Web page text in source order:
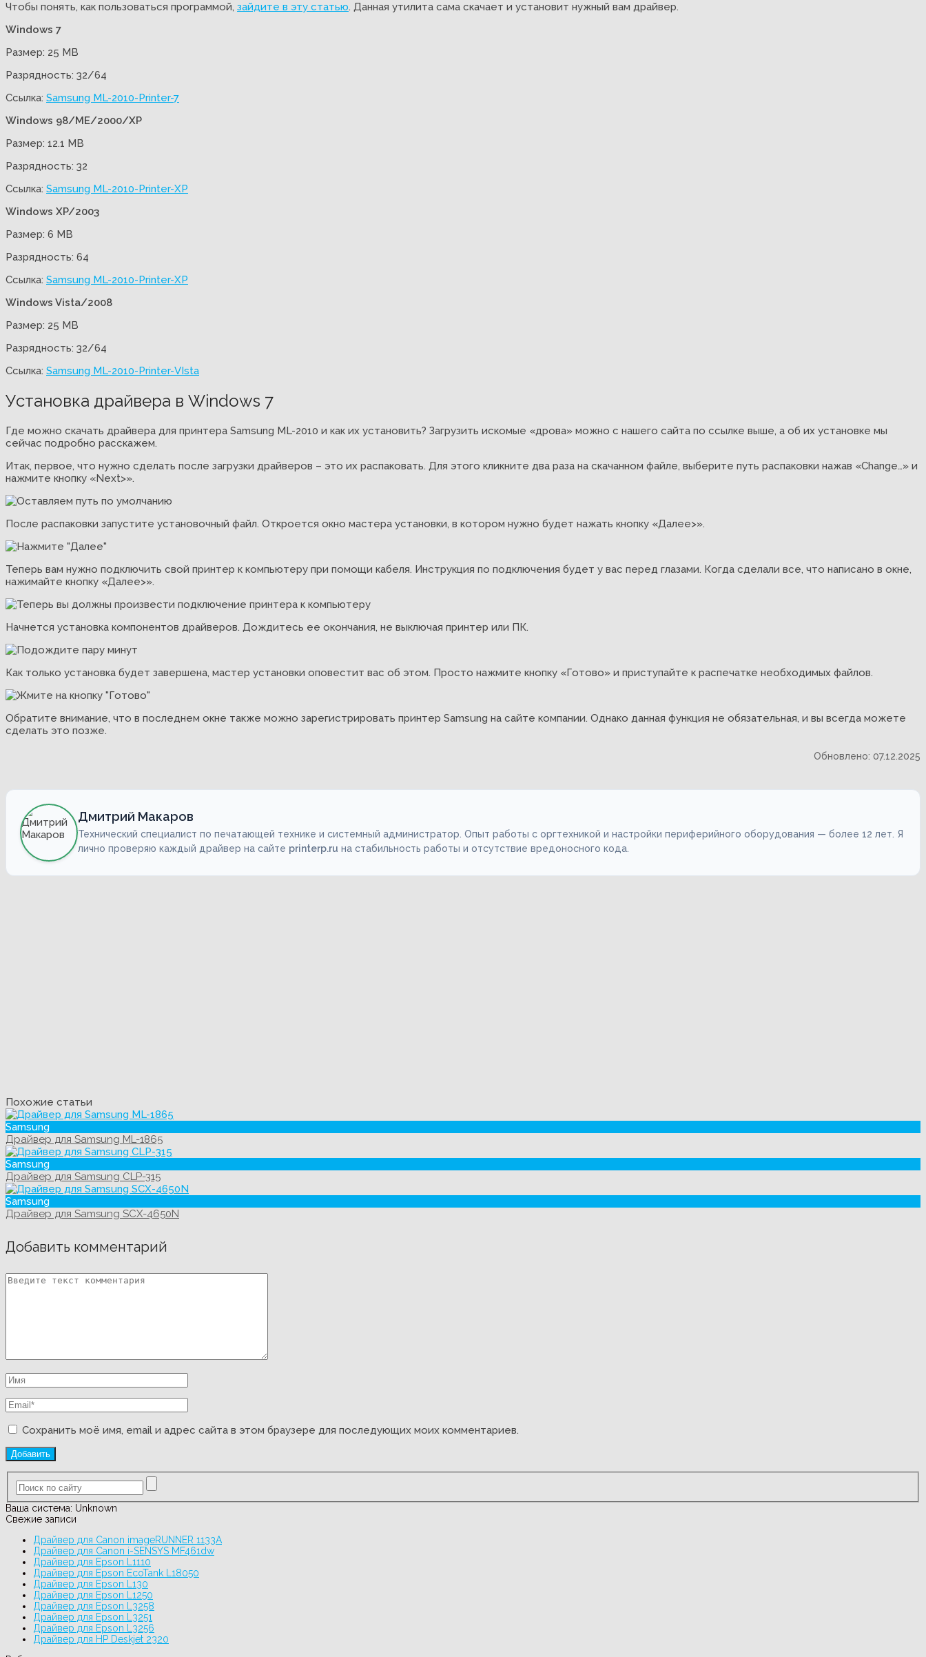
Чтобы понять, как пользоваться программой, зайдите в эту статью. Данная утилита сама скачает и установит нужный вам драйвер.
Windows 7
Размер: 25 MB
Разрядность: 32/64
Ссылка: Samsung ML-2010-Printer-7
Windows 98/ME/2000/XP
Размер: 12.1 MB
Разрядность: 32
Ссылка: Samsung ML-2010-Printer-XP
Windows XP/2003
Размер: 6 MB
Разрядность: 64
Ссылка: Samsung ML-2010-Printer-XP
Windows Vista/2008
Размер: 25 MB
Разрядность: 32/64
Ссылка: Samsung ML-2010-Printer-VIsta
Установка драйвера в Windows 7
Где можно скачать драйвера для принтера Samsung ML-2010 и как их установить? Загрузить искомые «дрова» можно с нашего сайта по ссылке выше, а об их установке мы
сейчас подробно расскажем.
Итак, первое, что нужно сделать после загрузки драйверов – это их распаковать. Для этого кликните два раза на скачанном файле, выберите путь распаковки нажав «Change…» и
нажмите кнопку «Next>».
После распаковки запустите установочный файл. Откроется окно мастера установки, в котором нужно будет нажать кнопку «Далее>».
Теперь вам нужно подключить свой принтер к компьютеру при помощи кабеля. Инструкция по подключения будет у вас перед глазами. Когда сделали все, что написано в окне,
нажимайте кнопку «Далее>».
Начнется установка компонентов драйверов. Дождитесь ее окончания, не выключая принтер или ПК.
Как только установка будет завершена, мастер установки оповестит вас об этом. Просто нажмите кнопку «Готово» и приступайте к распечатке необходимых файлов.
Обратите внимание, что в последнем окне также можно зарегистрировать принтер Samsung на сайте компании. Однако данная функция не обязательная, и вы всегда можете
сделать это позже.
Обновлено: 07.12.2025
Дмитрий Макаров
Технический специалист по печатающей технике и системный администратор. Опыт работы с оргтехникой и настройки периферийного оборудования — более 12 лет. Я
лично проверяю каждый драйвер на сайте printerp.ru на стабильность работы и отсутствие вредоносного кода.
Похожие статьи
Samsung
Драйвер для Samsung ML-1865
Samsung
Драйвер для Samsung CLP-315
Samsung
Драйвер для Samsung SCX-4650N
Добавить комментарий
Сохранить моё имя, email и адрес сайта в этом браузере для последующих моих комментариев.
Ваша система: Unknown
Свежие записи
Драйвер для Canon imageRUNNER 1133A
Драйвер для Canon i-SENSYS MF461dw
Драйвер для Epson L1110
Драйвер для Epson EcoTank L18050
Драйвер для Epson L130
Драйвер для Epson L1250
Драйвер для Epson L3258
Драйвер для Epson L3251
Драйвер для Epson L3256
Драйвер для HP Deskjet 2320